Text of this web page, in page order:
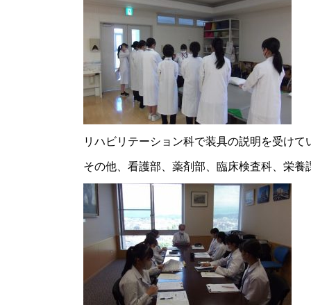
リハビリテーション科で装具の説明を受けて
その他、看護部、薬剤部、臨床検査科、栄養